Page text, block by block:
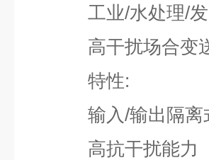
工业/水处理/发
高干扰场合变
特性:
输入/输出隔离
高抗干扰能力